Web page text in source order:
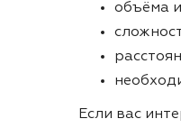
объёма
Если вас